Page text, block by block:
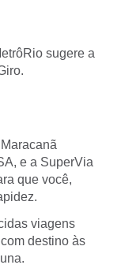
sugere a
e a SuperVia
que você,
viagens
destino às